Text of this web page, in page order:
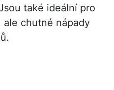
také ideální pro
chutné nápady